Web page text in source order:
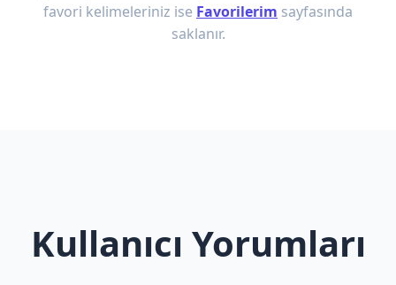
favori kelimeleriniz ise Favorilerim sayfasında
saklanır.
Kullanıcı Yorumları